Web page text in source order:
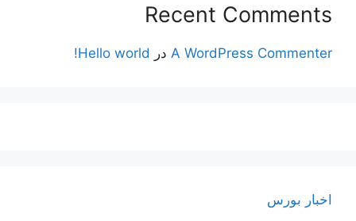
Recent Comments
A WordPress Commenter در Hello world!
اخبار بورس